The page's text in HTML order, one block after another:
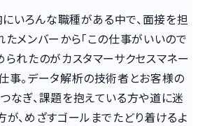
いろんな職種がある中で、面接を担
たメンバーから「この仕事がいいので
られたのがカスタマーサクセスマネー
事。データ解析の技術者とお客様の
なぎ、課題を抱えている方や道に迷
が、めざすゴールまでたどり着けるよ